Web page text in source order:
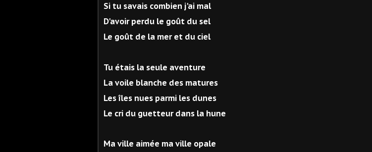
Si tu savais combien j'ai mal
D'avoir perdu le goût du sel
Le goût de la mer et du ciel
Tu étais la seule aventure
La voile blanche des matures
Les îles nues parmi les dunes
Le cri du guetteur dans la hune
Ma ville aimée ma ville opale